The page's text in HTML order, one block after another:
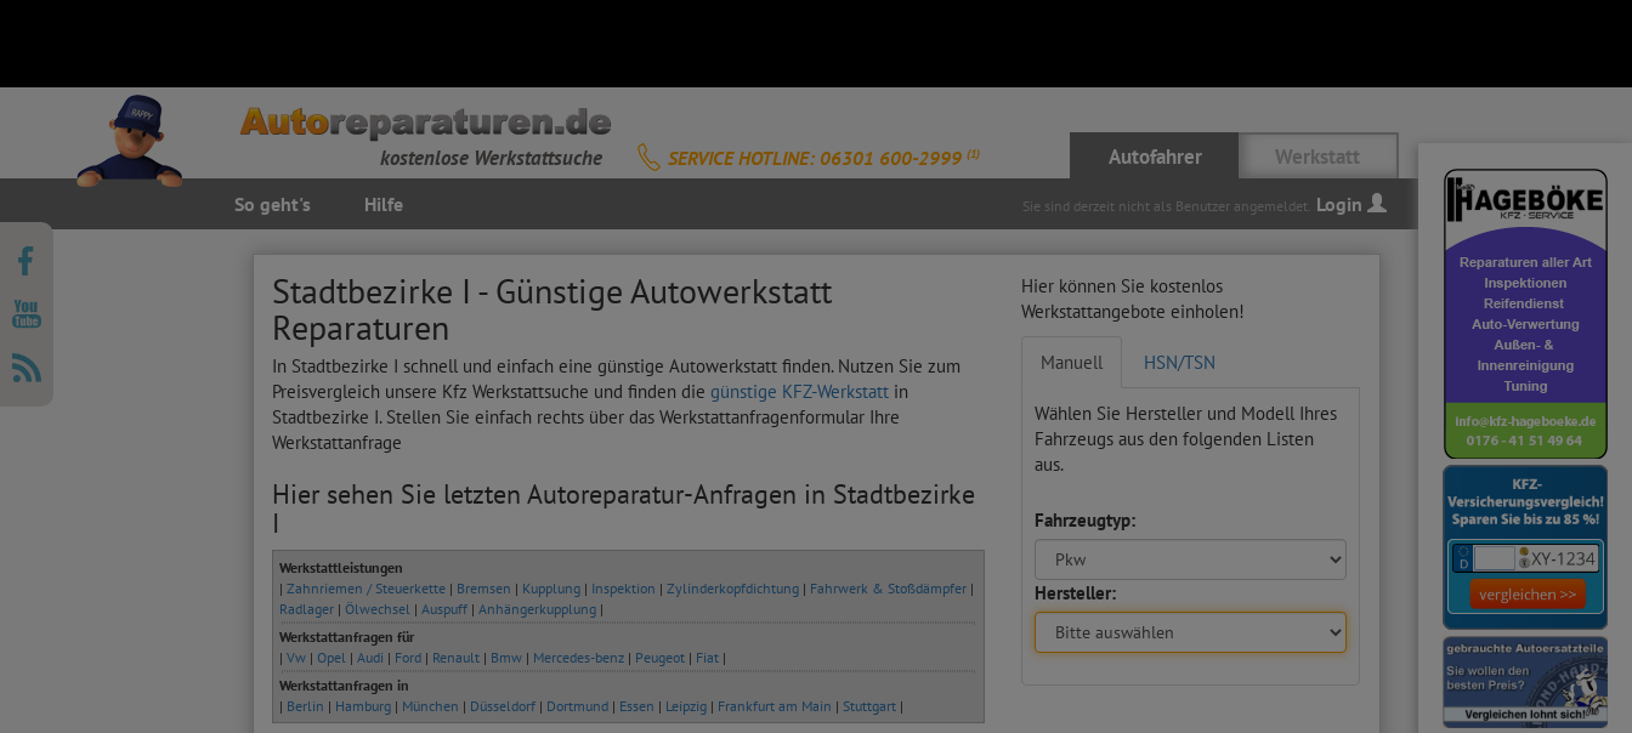
kostenlose Werkstattsuche SERVICE HOTLINE: 06301 600-2999 (1) Autofahrer Werkstatt
So geht's Hilfe Sie sind derzeit nicht als Benutzer angemeldet. Login
Stadtbezirke I - Günstige Autowerkstatt
Reparaturen
In Stadtbezirke I schnell und einfach eine günstige Autowerkstatt finden. Nutzen Sie zum
Preisvergleich unsere Kfz Werkstattsuche und finden die günstige KFZ-Werkstattin
Stadtbezirke I. Stellen Sie einfach rechts über das Werkstattanfragenformular Ihre
Werkstattanfrage
Hier sehen Sie letzten Autoreparatur-Anfragen in Stadtbezirke
I
Werkstattleistungen
| Zahnriemen / Steuerkette| Bremsen | Kupplung| Inspektion | Zylinderkopfdichtung| Fahrwerk & Stoßdämpfer|
Radlager| Ölwechsel| Auspuff| Anhängerkupplung|
Werkstattanfragen für
| Vw| Opel| Audi | Ford| Renault| Bmw| Mercedes-benz| Peugeot| Fiat|
Werkstattanfragen in
| Berlin | Hamburg| München | Düsseldorf| Dortmund| Essen | Leipzig| Frankfurt am Main | Stuttgart|
Hier können Sie kostenlos
Werkstattangebote einholen!
Manuell HSN/TSN
Wählen Sie Hersteller und Modell Ihres
Fahrzeugs aus den folgenden Listen
aus.
Fahrzeugtyp:
Hersteller: